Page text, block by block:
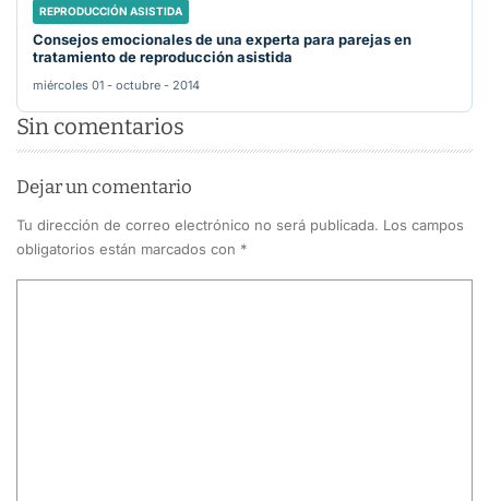
REPRODUCCIÓN ASISTIDA
Consejos emocionales de una experta para parejas en
tratamiento de reproducción asistida
miércoles 01 - octubre - 2014
Sin comentarios
Dejar un comentario
Tu dirección de correo electrónico no será publicada. Los campos
obligatorios están marcados con *